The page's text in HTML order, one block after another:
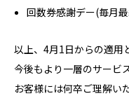
回数券感謝デー(毎月
以上、4月1日からの適用
今後もより一層のサービ
お客様には何卒ご理解い